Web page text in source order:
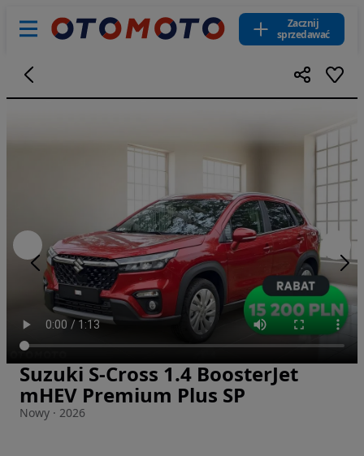
Zacznij
sprzedawać
Zdjęcie 1 z 23
Suzuki S-Cross 1.4 BoosterJet
mHEV Premium Plus SP
Nowy · 2026